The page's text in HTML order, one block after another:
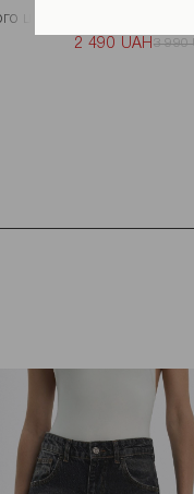
цвета
2 490 UAH 3 990